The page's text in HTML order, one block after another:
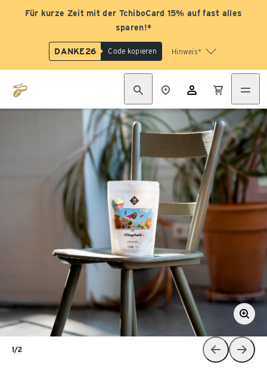
Für kurze Zeit mit der TchiboCard 15% auf fast alles
sparen!*
DANKE26 Code kopieren Hinweis*
1/2